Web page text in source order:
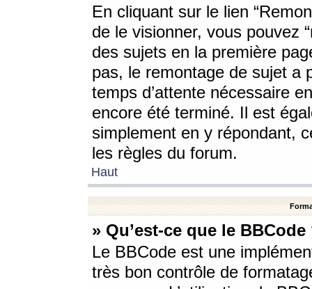
En cliquant sur le lien
de le visionner, vous pouvez
des sujets en la première
pas, le remontage de sujet a
temps d’attente nécessaire
encore été terminé. Il est
simplement en y répondant,
les règles du forum.
Haut
» Qu’est-ce que le BBCode
Le BBCode est une
très bon contrôle de